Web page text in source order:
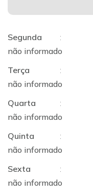
Segunda
:
não informado
Terça
:
não informado
Quarta
:
não informado
Quinta
:
não informado
Sexta
:
não informado